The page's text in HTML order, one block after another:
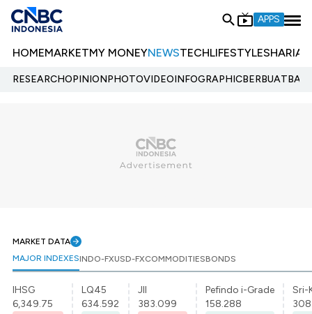
APPS
HOMEMARKETMY MONEYNEWSTECHLIFESTYLESHARIA
RESEARCHOPINIONPHOTOVIDEOINFOGRAPHIC
MARKET DATA
MAJOR INDEXESINDO-FXUSD-FXCOMMODITIESBONDS
IHSG
6,349.75
LQ45
634.592
JII
383.099
Pefindo i-Grade
158.288
Sri-